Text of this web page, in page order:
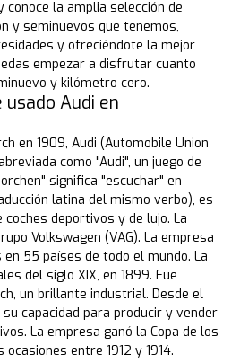
conoce la amplia selección de
y seminuevos que tenemos,
y ofreciéndote la mejor
empezar a disfrutar cuanto
y kilómetro cero.
usado Audi en
en 1909, Audi (Automobile Union
como "Audi", un juego de
significa "escuchar" en
latina del mismo verbo), es
deportivos y de lujo. La
Volkswagen (VAG). La empresa
55 países de todo el mundo. La
del siglo XIX, en 1899. Fue
un brillante industrial. Desde el
capacidad para producir y vender
La empresa ganó la Copa de los
entre 1912 y 1914.